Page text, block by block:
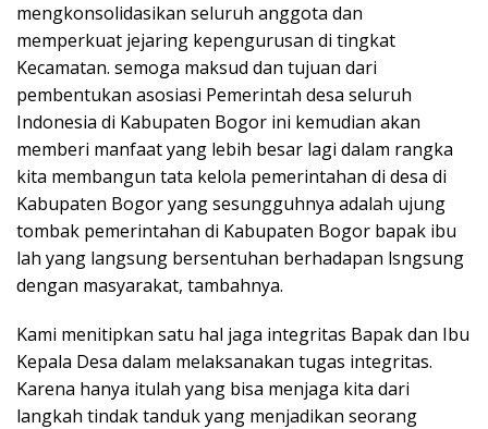
mengkonsolidasikan seluruh anggota dan
memperkuat jejaring kepengurusan di tingkat
Kecamatan. semoga maksud dan tujuan dari
pembentukan asosiasi Pemerintah desa seluruh
Indonesia di Kabupaten Bogor ini kemudian akan
memberi manfaat yang lebih besar lagi dalam rangka
kita membangun tata kelola pemerintahan di desa di
Kabupaten Bogor yang sesungguhnya adalah ujung
tombak pemerintahan di Kabupaten Bogor bapak ibu
lah yang langsung bersentuhan berhadapan lsngsung
dengan masyarakat, tambahnya.
Kami menitipkan satu hal jaga integritas Bapak dan Ibu
Kepala Desa dalam melaksanakan tugas integritas.
Karena hanya itulah yang bisa menjaga kita dari
langkah tindak tanduk yang menjadikan seorang